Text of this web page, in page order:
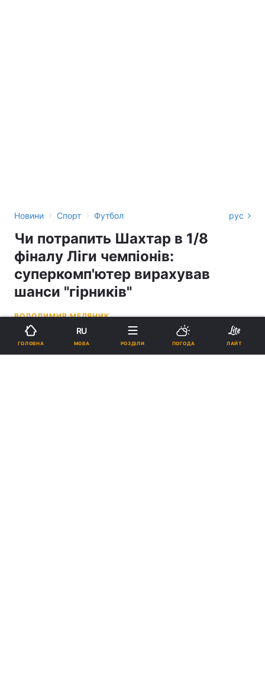
Новини › Спорт › Футбол рус
Чи потрапить Шахтар в 1/8
фіналу Ліги чемпіонів:
суперкомп'ютер вирахував
шанси "гірників"
ВОЛОДИМИР МЕДЯНИК
16:44, 01.12.23
ГОЛОВНА
RU
МОВА РОЗДІЛИ ПОГОДА ЛАЙТ